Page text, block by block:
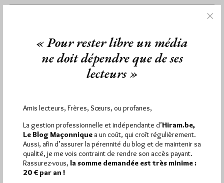
Lu 459 fois
"L'atelier des Poètes" l'on trouve la reprise d'un entretien
accordé par…
Edition
Hier mercredi 5 août 2026, Hiram.be a reçu1 441
visiteset2 502 pagesont été lues (Source :
Pirsch.io)
Plus d’informations
« Pour rester libre un média
ne doit dépendre que de ses
lecteurs »
Amis lecteurs, Frères, Sœurs, ou profanes,
La gestion professionnelle et indépendante d’Hiram.be,
Le Blog Maçonnique a un coût, qui croît régulièrement.
Aussi, afin d’assurer la pérennité du blog et de maintenir sa
qualité, je me vois contraint de rendre son accès payant.
Rassurez-vous, la somme demandée est très minime :
20 € par an !